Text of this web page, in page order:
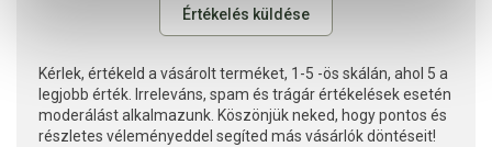
Kérlek, értékeld a vásárolt terméket, 1-5 -ös skálán, ahol 5 a
legjobb érték. Irreleváns, spam és trágár értékelések esetén
moderálást alkalmazunk. Köszönjük neked, hogy pontos és
részletes véleményeddel segíted más vásárlók döntéseit!